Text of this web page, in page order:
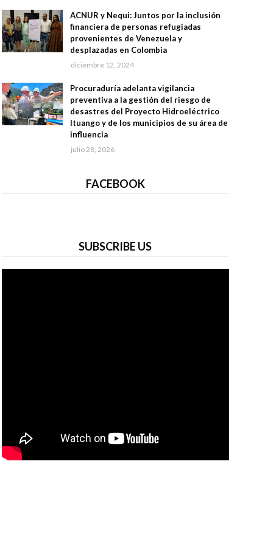
ACNUR y Nequi: Juntos por la inclusión
financiera de personas refugiadas
provenientes de Venezuela y
desplazadas en Colombia
diciembre 12, 2024
Procuraduría adelanta vigilancia
preventiva a la gestión del riesgo de
desastres del Proyecto Hidroeléctrico
Ituango y de los municipios de su área de
influencia
julio 28, 2026
FACEBOOK
SUBSCRIBE US